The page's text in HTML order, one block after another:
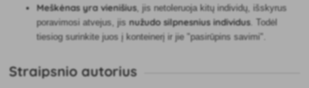
Meškėnas yra vienišius, jis netoleruoja kitų individų, išskyrus
poravimosi atvejus, jisnužudo silpnesnius individus. Todėl
tiesiog surinkite juos į konteinerį ir jie "pasirūpins savimi".
Straipsnio autorius